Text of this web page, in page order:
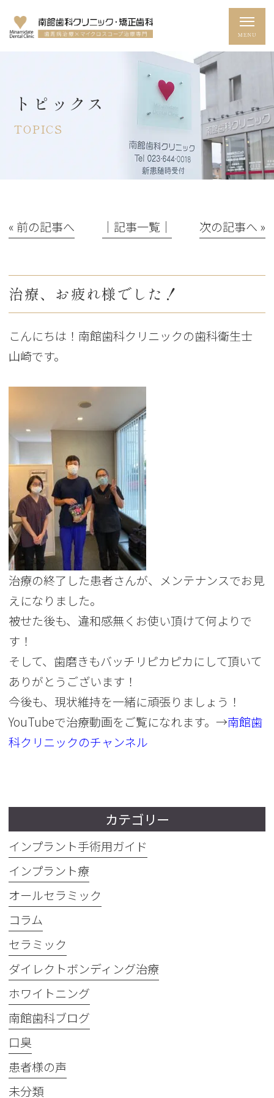
トピックス
TOPICS
« 前の記事へ │記事一覧│ 次の記事へ »
治療、お疲れ様でした！
こんにちは！南館歯科クリニックの歯科衛生士
山崎です。
治療の終了した患者さんが、メンテナンスでお見
えになりました。
被せた後も、違和感無くお使い頂けて何よりで
す！
そして、歯磨きもバッチリピカピカにして頂いて
ありがとうございます！
今後も、現状維持を一緒に頑張りましょう！
YouTubeで治療動画をご覧になれます。→南館歯
科クリニックのチャンネル
カテゴリー
インプラント手術用ガイド
インプラント療
オールセラミック
コラム
セラミック
ダイレクトボンディング治療
ホワイトニング
南館歯科ブログ
口臭
患者様の声
未分類